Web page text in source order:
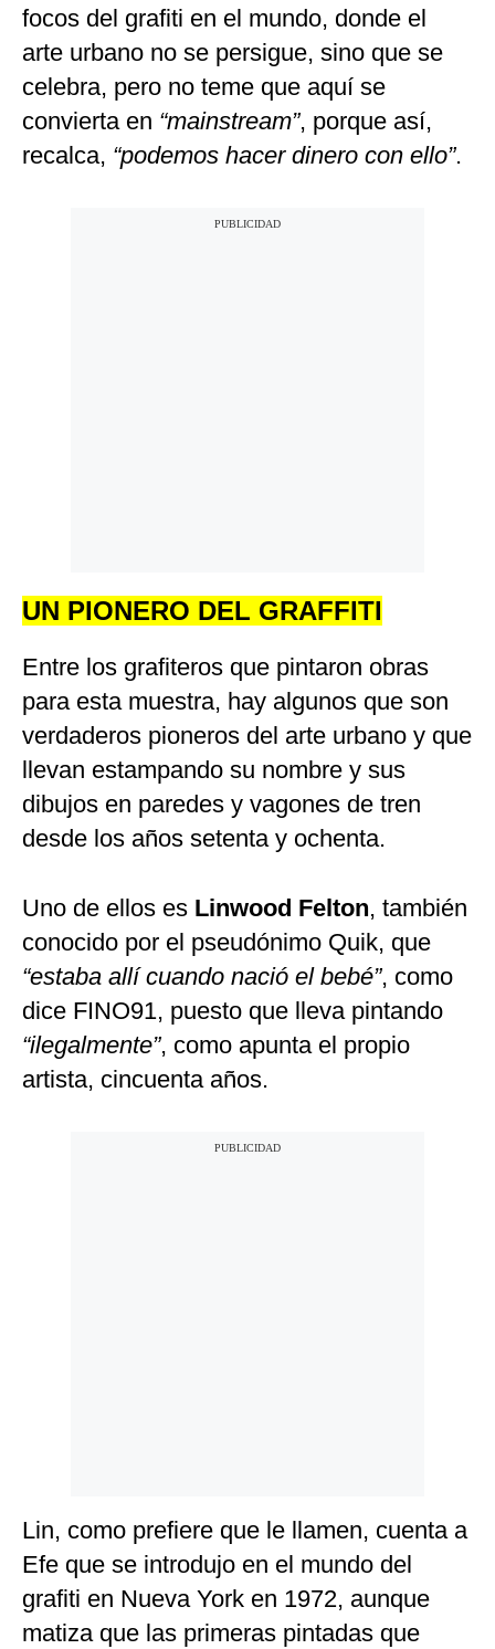
focos del grafiti en el mundo, donde el
arte urbano no se persigue, sino que se
celebra, pero no teme que aquí se
convierta en “mainstream”, porque así,
recalca, “podemos hacer dinero con ello”.
UN PIONERO DEL GRAFFITI
Entre los grafiteros que pintaron obras
para esta muestra, hay algunos que son
verdaderos pioneros del arte urbano y que
llevan estampando su nombre y sus
dibujos en paredes y vagones de tren
desde los años setenta y ochenta.
Uno de ellos es Linwood Felton, también
conocido por el pseudónimo Quik, que
“estaba allí cuando nació el bebé”, como
dice FINO91, puesto que lleva pintando
“ilegalmente”, como apunta el propio
artista, cincuenta años.
Lin, como prefiere que le llamen, cuenta a
Efe que se introdujo en el mundo del
grafiti en Nueva York en 1972, aunque
matiza que las primeras pintadas que